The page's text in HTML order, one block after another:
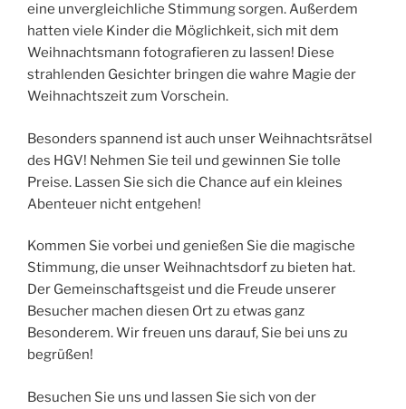
eine unvergleichliche Stimmung sorgen. Außerdem
hatten viele Kinder die Möglichkeit, sich mit dem
Weihnachtsmann fotografieren zu lassen! Diese
strahlenden Gesichter bringen die wahre Magie der
Weihnachtszeit zum Vorschein.
Besonders spannend ist auch unser Weihnachtsrätsel
des HGV! Nehmen Sie teil und gewinnen Sie tolle
Preise. Lassen Sie sich die Chance auf ein kleines
Abenteuer nicht entgehen!
Kommen Sie vorbei und genießen Sie die magische
Stimmung, die unser Weihnachtsdorf zu bieten hat.
Der Gemeinschaftsgeist und die Freude unserer
Besucher machen diesen Ort zu etwas ganz
Besonderem. Wir freuen uns darauf, Sie bei uns zu
begrüßen!
Besuchen Sie uns und lassen Sie sich von der